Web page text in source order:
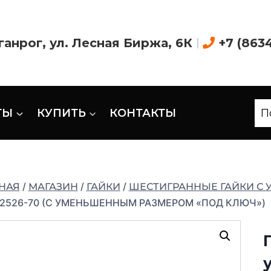
ул. Лесная Биржа, 6К | +7
КУПИТЬ КОНТАКТЫ
/ МАГАЗИН / ГАЙКИ / ШЕСТИГРАННЫЕ ГАЙКИ
70 (С УМЕНЬШЕННЫМ РАЗМЕРОМ «ПОД КЛЮЧ»)